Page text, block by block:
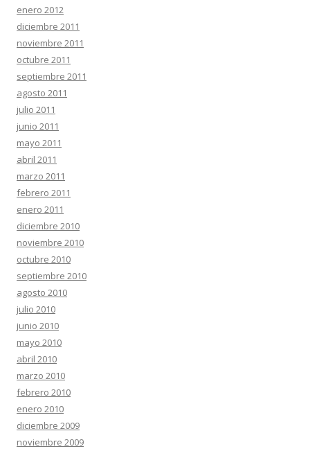
enero 2012
diciembre 2011
noviembre 2011
octubre 2011
septiembre 2011
agosto 2011
julio 2011
junio 2011
mayo 2011
abril 2011
marzo 2011
febrero 2011
enero 2011
diciembre 2010
noviembre 2010
octubre 2010
septiembre 2010
agosto 2010
julio 2010
junio 2010
mayo 2010
abril 2010
marzo 2010
febrero 2010
enero 2010
diciembre 2009
noviembre 2009